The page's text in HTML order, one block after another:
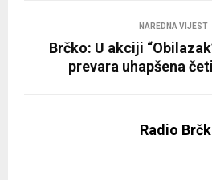
NAREDNA VIJEST
Brčko: U akciji
prevara uhapšena
Radio